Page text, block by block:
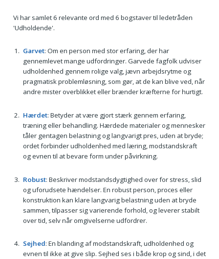
Vi har samlet 6 relevante ord med 6 bogstaver til ledetråden
'Udholdende'.
Garvet: Om en person med stor erfaring, der har
gennemlevet mange udfordringer. Garvede fagfolk udviser
udholdenhed gennem rolige valg, jævn arbejdsrytme og
pragmatisk problemløsning, som gør, at de kan blive ved, når
andre mister overblikket eller brænder kræfterne for hurtigt.
Hærdet: Betyder at være gjort stærk gennem erfaring,
træning eller behandling. Hærdede materialer og mennesker
tåler gentagen belastning og langvarigt pres, uden at bryde;
ordet forbinder udholdenhed med læring, modstandskraft
og evnen til at bevare form under påvirkning.
Robust: Beskriver modstandsdygtighed over for stress, slid
og uforudsete hændelser. En robust person, proces eller
konstruktion kan klare langvarig belastning uden at bryde
sammen, tilpasser sig varierende forhold, og leverer stabilt
over tid, selv når omgivelserne udfordrer.
Sejhed: En blanding af modstandskraft, udholdenhed og
evnen til ikke at give slip. Sejhed ses i både krop og sind, i det